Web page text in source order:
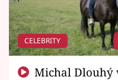
CELEBRITY